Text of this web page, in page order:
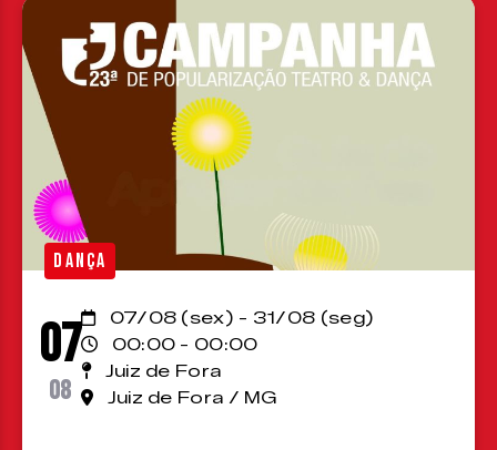
DANÇA
07
08
07/08 (sex) - 31/08 (seg)
00:00 - 00:00
Juiz de Fora
Juiz de Fora / MG